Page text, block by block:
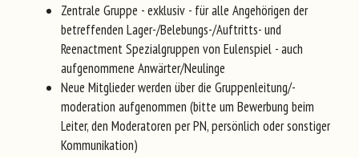
Zentrale Gruppe - exklusiv - für alle Angehörigen der
betreffenden Lager-/Belebungs-/Auftritts- und
Reenactment Spezialgruppen von Eulenspiel - auch
aufgenommene Anwärter/Neulinge
Neue Mitglieder werden über die Gruppenleitung/-
moderation aufgenommen (bitte um Bewerbung beim
Leiter, den Moderatoren per PN, persönlich oder sonstiger
Kommunikation)